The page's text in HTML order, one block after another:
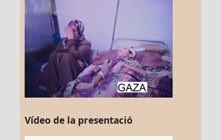
Vídeo de la presentació